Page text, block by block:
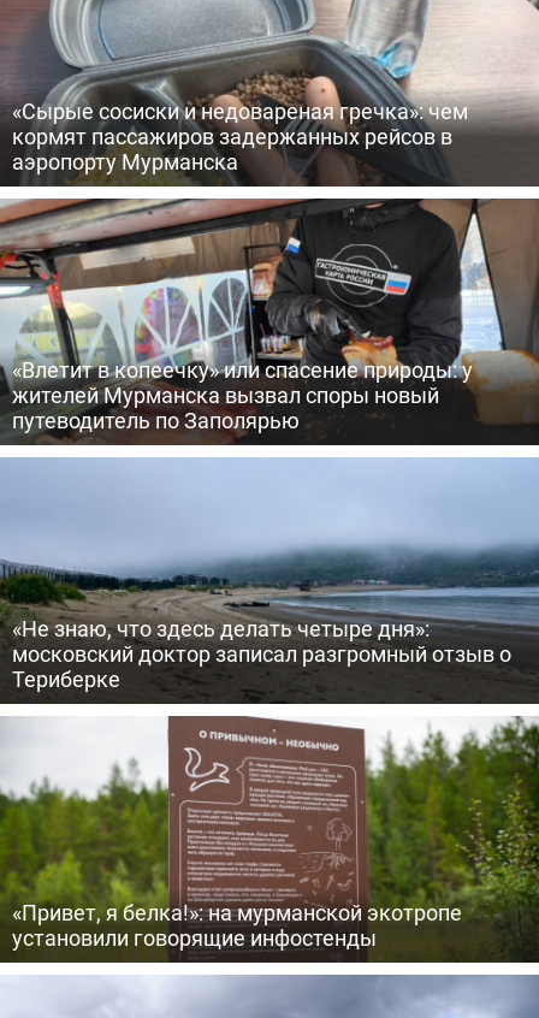
«Сырые сосиски и недовареная гречка»: чем
кормят пассажиров задержанных рейсов в
аэропорту Мурманска
«Влетит в копеечку» или спасение природы: у
жителей Мурманска вызвал споры новый
путеводитель по Заполярью
«Не знаю, что здесь делать четыре дня»:
московский доктор записал разгромный отзыв о
Териберке
«Привет, я белка!»: на мурманской экотропе
установили говорящие инфостенды